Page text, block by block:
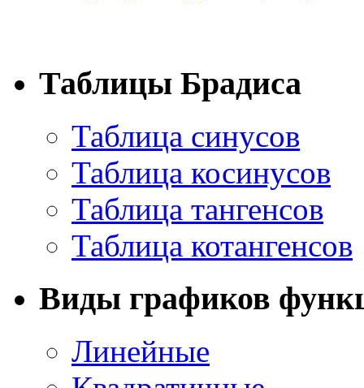
Таблицы Брадиса
Таблица синусов
Таблица косинусов
Таблица тангенсов
Таблица котангенсов
Виды графиков
Линейные